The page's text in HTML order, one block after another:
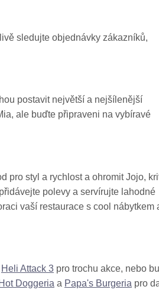
sledujte objednávky zákazníků,
postavit největší a nejšílenější
ale buďte připraveni na vybíravé
pro styl a rychlost a ohromit Jojo,
polevy a servírujte lahodné
vaší restaurace s cool nábytkem
Heli Attack 3 pro trochu akce, nebo
Doggeria a Papa's Burgeria pro